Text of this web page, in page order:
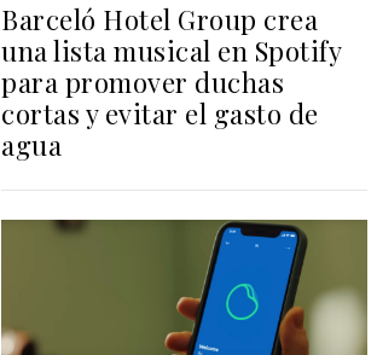
Barceló Hotel Group crea
una lista musical en Spotify
para promover duchas
cortas y evitar el gasto de
agua